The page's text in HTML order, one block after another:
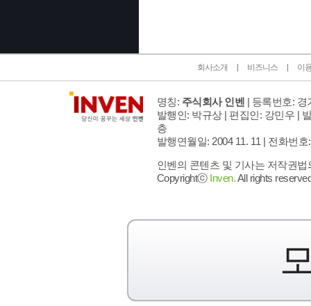
회사소개 비즈니스 이
명칭: 주식회사 인벤 | 등록번호: 경
발행인: 박규상 | 편집인: 강민우 |
층
발행연월일: 2004 11. 11 | 전화번호
인벤의 콘텐츠 및 기사는 저작권
Copyrightⓒ Inven.All rights